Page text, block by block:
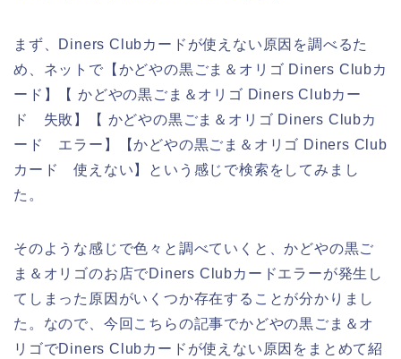
まず、Diners Clubカードが使えない原因を調べるた
め、ネットで【かどやの黒ごま＆オリゴ Diners Clubカ
ード】【 かどやの黒ごま＆オリゴ Diners Clubカー
ド 失敗】【 かどやの黒ごま＆オリゴ Diners Clubカ
ード エラー】【かどやの黒ごま＆オリゴ Diners Club
カード 使えない】という感じで検索をしてみまし
た。
そのような感じで色々と調べていくと、かどやの黒ご
ま＆オリゴのお店でDiners Clubカードエラーが発生し
てしまった原因がいくつか存在することが分かりまし
た。なので、今回こちらの記事でかどやの黒ごま＆オ
リゴでDiners Clubカードが使えない原因をまとめて紹